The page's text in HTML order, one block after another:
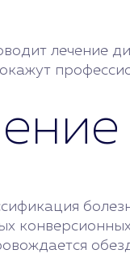
лечение